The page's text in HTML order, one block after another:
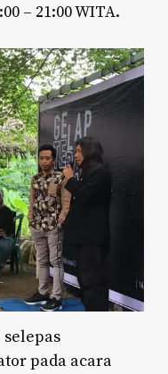
– 21:00 WITA.
pada acara